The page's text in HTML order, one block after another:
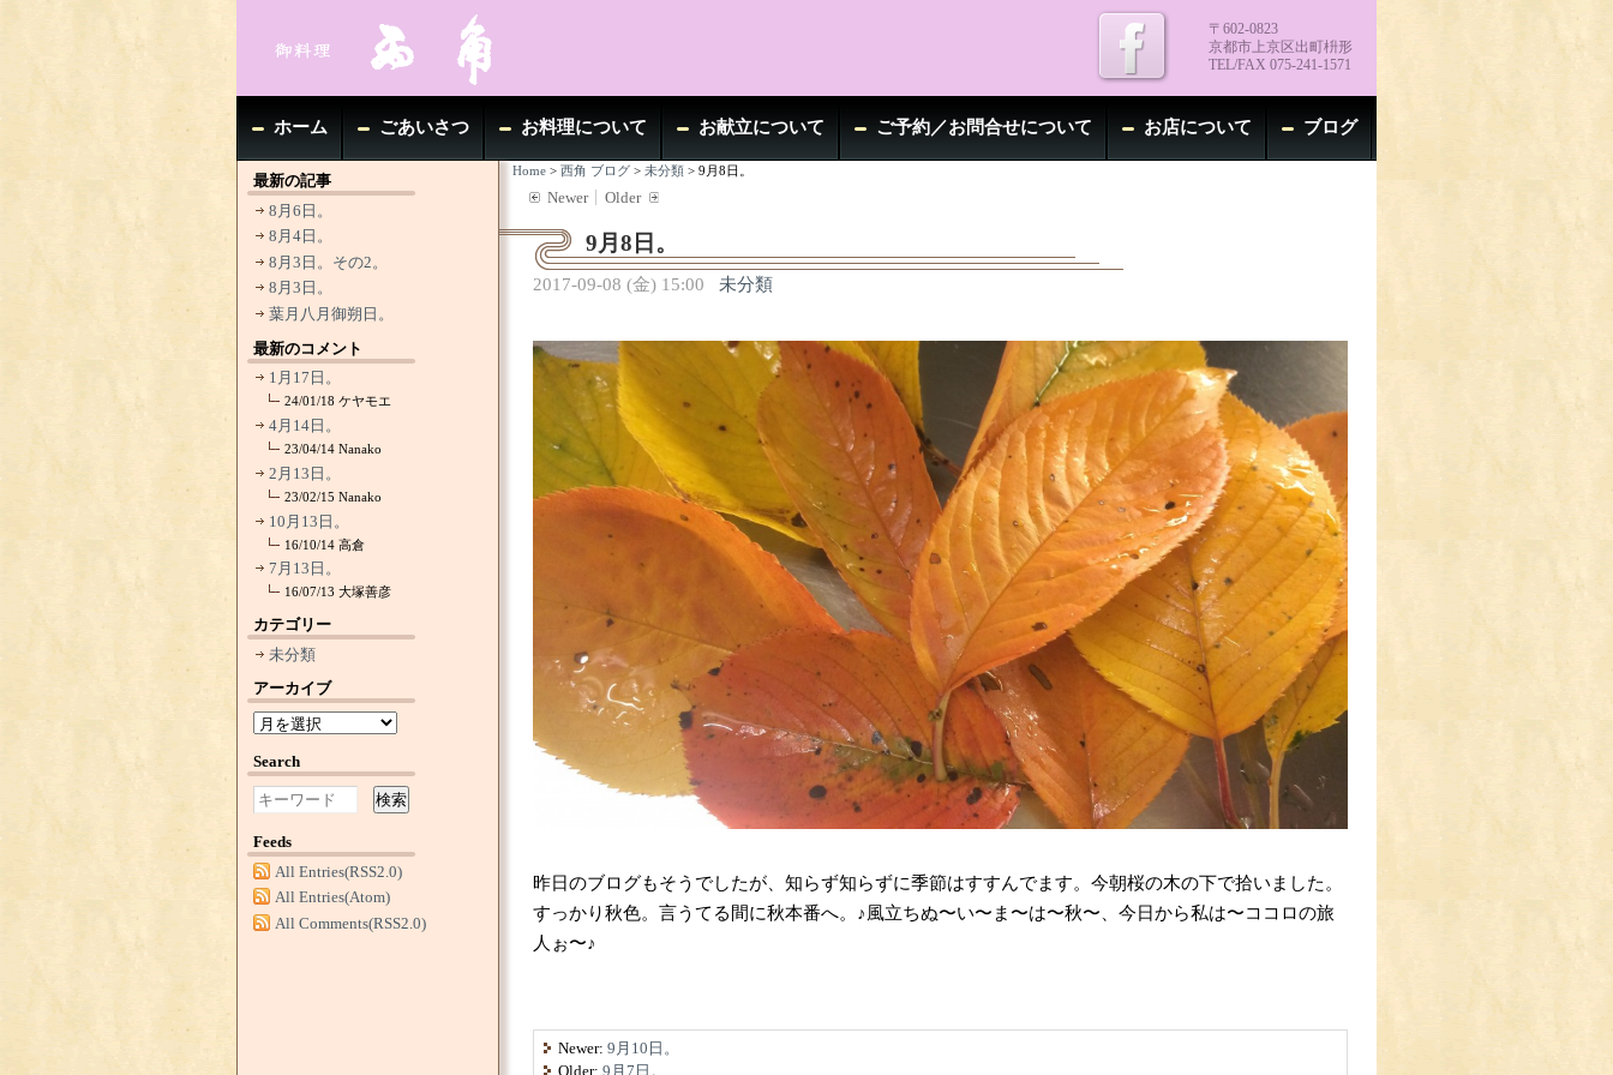
〒602-0823
京都市上京区出町枡形
TEL/FAX 075-241-1571
ホーム ごあいさつ お料理について お献立について ご予約／お問合せについて お店について ブログ
Home> 西角 ブログ> 未分類> 9月8日。
Newer Older
9月8日。
2017-09-08 (金) 15:00 未分類
昨日のブログもそうでしたが、知らず知らずに季節はすすんでます。今朝桜の木の下で拾いました。
すっかり秋色。言うてる間に秋本番へ。♪風立ちぬ〜い〜ま〜は〜秋〜、今日から私は〜ココロの旅
人ぉ〜♪
Newer:9月10日。
Older:9月7日。
最新の記事
8月6日。
8月4日。
8月3日。その2。
8月3日。
葉月八月御朔日。
最新のコメント
1月17日。
24/01/18ケヤモエ
4月14日。
23/04/14Nanako
2月13日。
23/02/15Nanako
10月13日。
16/10/14高倉
7月13日。
16/07/13大塚善彦
カテゴリー
未分類
アーカイブ
Search
検索
Feeds
All Entries(RSS2.0)
All Entries(Atom)
All Comments(RSS2.0)